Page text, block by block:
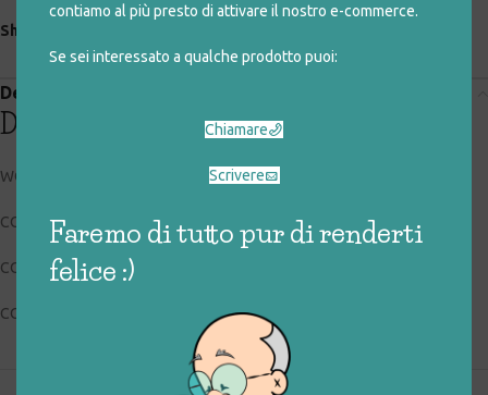
contiamo al più presto di attivare il nostro e-commerce.
Se sei interessato a qualche prodotto puoi:
Chiamare
Scrivere
Faremo di tutto pur di renderti
felice :)
Share:
Descrizione
Descrizione
WOW WEE
CODICE RIGIOCATTOLO: 032_5_004
CONDIZIONI: buone, usato
COLLOCAZIONE: EXP